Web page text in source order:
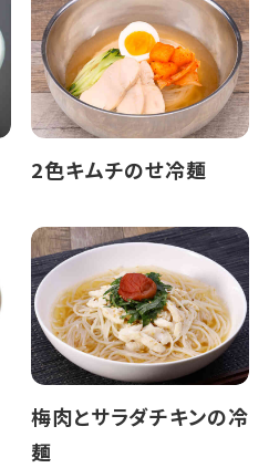
2色キムチのせ冷麺
梅肉とサラダチキンの冷
麺